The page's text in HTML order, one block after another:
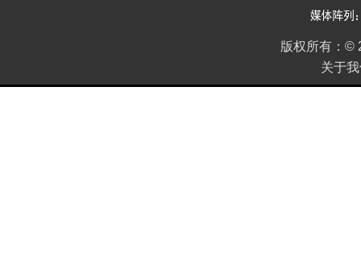
版权所有： ©
关于